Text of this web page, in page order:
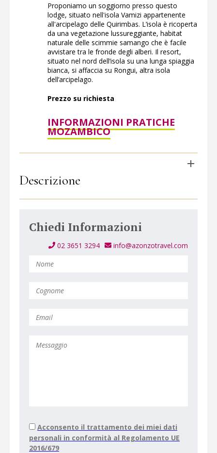
Proponiamo un soggiorno presso questo
lodge, situato nell'isola Vamizi appartenente
all'arcipelago delle Quirimbas. L’isola è ricoperta
da una vegetazione lussureggiante, habitat
naturale delle scimmie samango che è facile
avvistare tra le fronde degli alberi. Il resort,
situato nel nord dell’isola su una lunga spiaggia
bianca, si affaccia su Rongui, altra isola
dell’arcipelago.
Prezzo su richiesta
INFORMAZIONI PRATICHE
MOZAMBICO
Descrizione
Chiedi Informazioni
info@azonzotravel.com
02 3651 3294
Acconsento il trattamento dei miei dati
personali in conformità al Regolamento UE
2016/679